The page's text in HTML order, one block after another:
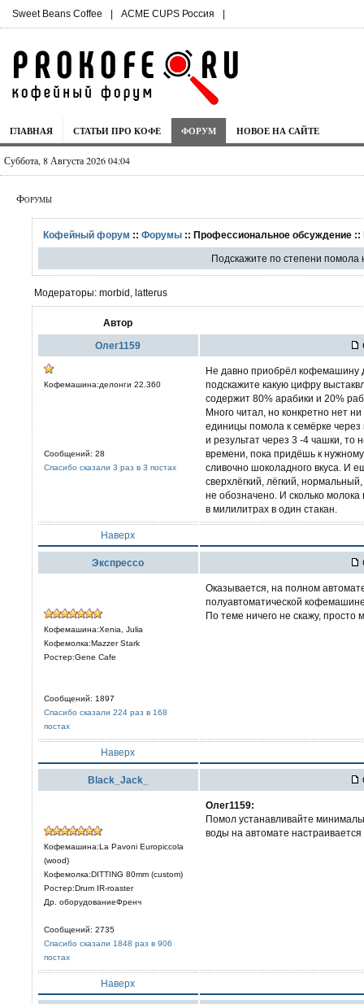
Sweet Beans Coffee | ACME CUPS Россия |
ГЛАВНАЯ СТАТЬИ ПРО КОФЕ ФОРУМ НОВОЕ НА САЙТЕ
Суббота, 8 Августа 2026 04:04
Форумы
Кофейный форум :: Форумы :: Профессиональное обсуждение ::
Подскажите по степени
Модераторы: morbid, latterus
Автор
Олег1159
Кофемашина:делонги 22.360
Сообщений: 28
Спасибо сказали 3 раз в 3 постах
Не давно приобрёл кофемашину
подскажите какую цифру
содержит 80% арабики и 20%
Много читал, но конкретно нет
единицы помола к семёрке через
и результат через 3 -4 чашки, то
времени, пока придёшь к
сливочно шоколадного вкуса. И
сверхлёгкий, лёгкий,
не обозначено. И сколько молока
в милилитрах в один стакан.
Наверх
Экспрессо
Кофемашина:Xenia, Julia
Кофемолка:Mazzer Stark
Ростер:Gene Cafe
Сообщений: 1897
Спасибо сказали 224 раз в 168
постах
Оказывается, на полном
полуавтоматической
По теме ничего не скажу, просто
Наверх
Black_Jack_
Кофемашина:La Pavoni Europiccola
(wood)
Кофемолка:DITTING 80mm (custom)
Ростер:Drum IR-roaster
Др. оборудованиеФренч
Сообщений: 2735
Спасибо сказали 1848 раз в 906
постах
Олег1159:
Помол устанавливайте
воды на автомате
Наверх